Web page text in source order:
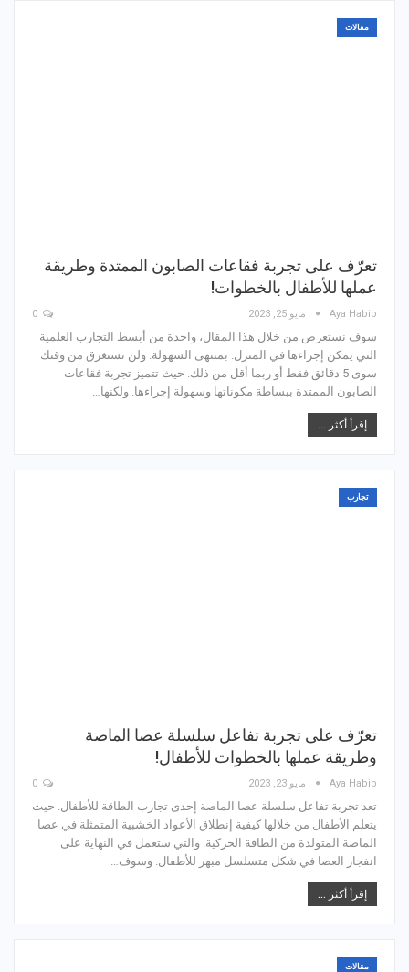
مقالات
تعرّف على تجربة فقاعات الصابون الممتدة وطريقة
عملها للأطفال بالخطوات!
Aya Habib مايو 25, 2023
سوف نستعرض من خلال هذا المقال، واحدة من أبسط التجارب العلمية
التي يمكن إجراءها في المنزل. بمنتهى السهولة. ولن تستغرق من وقتك
سوى 5 دقائق فقط أو ربما أقل من ذلك. حيث تتميز تجربة فقاعات
الصابون الممتدة ببساطة مكوناتها وسهولة إجراءها. ولكنها…
إقرأ أكثر ...
تجارب
تعرّف على تجربة تفاعل سلسلة عصا الماصة
وطريقة عملها بالخطوات للأطفال!
Aya Habib مايو 23, 2023
تعد تجربة تفاعل سلسلة عصا الماصة إحدى تجارب الطاقة للأطفال. حيث
يتعلم الأطفال من خلالها كيفية إنطلاق الأعواد الخشبية المتمثلة في عصا
الماصة المتولدة من الطاقة الحركية. والتي ستعمل في النهاية على
انفجار العصا في شكل متسلسل مبهر للأطفال. وسوف…
إقرأ أكثر ...
مقالات